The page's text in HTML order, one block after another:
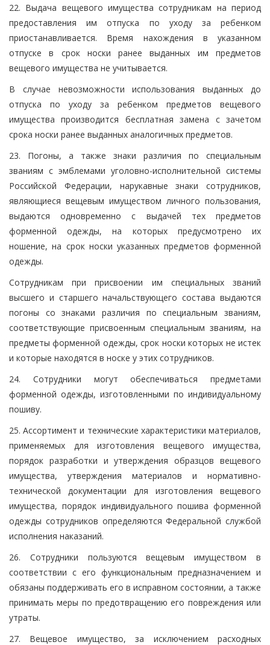
22. Выдача вещевого имущества сотрудникам на период
предоставления им отпуска по уходу за ребенком
приостанавливается. Время нахождения в указанном
отпуске в срок носки ранее выданных им предметов
вещевого имущества не учитывается.
В случае невозможности использования выданных до
отпуска по уходу за ребенком предметов вещевого
имущества производится бесплатная замена с зачетом
срока носки ранее выданных аналогичных предметов.
23. Погоны, а также знаки различия по специальным
званиям с эмблемами уголовно-исполнительной системы
Российской Федерации, нарукавные знаки сотрудников,
являющиеся вещевым имуществом личного пользования,
выдаются одновременно с выдачей тех предметов
форменной одежды, на которых предусмотрено их
ношение, на срок носки указанных предметов форменной
одежды.
Сотрудникам при присвоении им специальных званий
высшего и старшего начальствующего состава выдаются
погоны со знаками различия по специальным званиям,
соответствующие присвоенным специальным званиям, на
предметы форменной одежды, срок носки которых не истек
и которые находятся в носке у этих сотрудников.
24. Сотрудники могут обеспечиваться предметами
форменной одежды, изготовленными по индивидуальному
пошиву.
25. Ассортимент и технические характеристики материалов,
применяемых для изготовления вещевого имущества,
порядок разработки и утверждения образцов вещевого
имущества, утверждения материалов и нормативно-
технической документации для изготовления вещевого
имущества, порядок индивидуального пошива форменной
одежды сотрудников определяются Федеральной службой
исполнения наказаний.
26. Сотрудники пользуются вещевым имуществом в
соответствии с его функциональным предназначением и
обязаны поддерживать его в исправном состоянии, а также
принимать меры по предотвращению его повреждения или
утраты.
27. Вещевое имущество, за исключением расходных